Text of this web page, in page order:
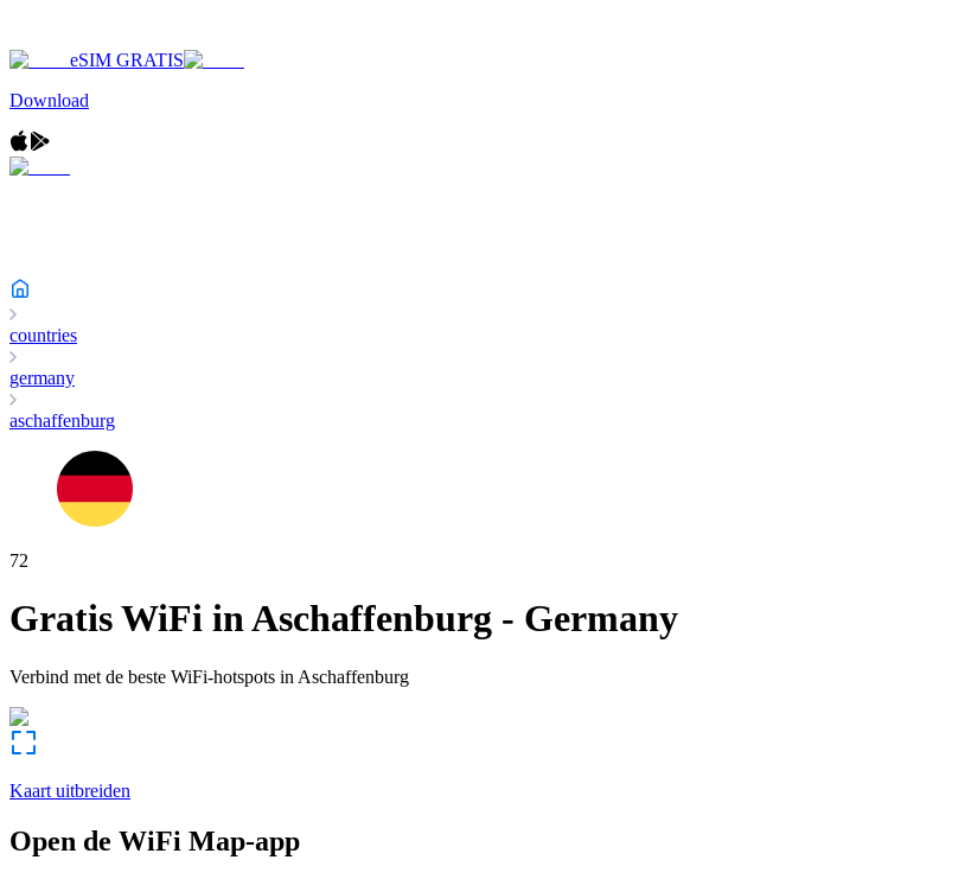
eSIM GRATIS
Download
countries
germany
aschaffenburg
72
Gratis WiFi inAschaffenburg - Germany
Verbind met de beste WiFi-hotspots in Aschaffenburg
Kaart uitbreiden
Open de WiFi Map-app